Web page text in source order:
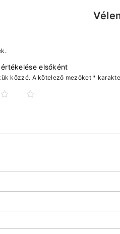
elsőként
közzé. A kötelező mezőket*